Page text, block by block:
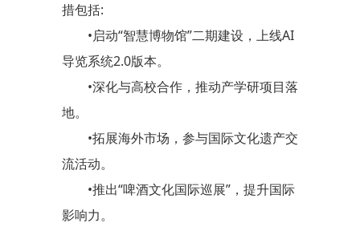
措包括:
•启动“智慧博物馆”二期建设，上线AI
导览系统2.0版本。
•深化与高校合作，推动产学研项目落
地。
•拓展海外市场，参与国际文化遗产交
流活动。
•推出“啤酒文化国际巡展”，提升国际
影响力。